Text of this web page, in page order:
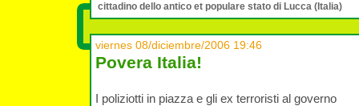
cittadino dello antico et populare stato di Lucca (Italia)
viernes 08/diciembre/2006 19:46
Povera Italia!
I poliziotti in piazza e gli ex terroristi al governo